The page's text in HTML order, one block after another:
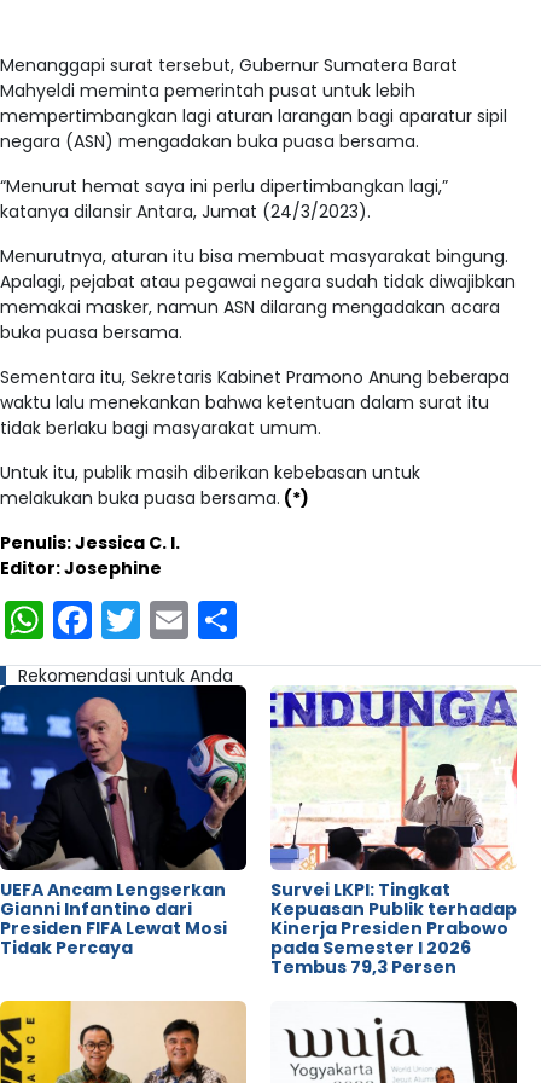
Menanggapi surat tersebut, Gubernur Sumatera Barat
Mahyeldi meminta pemerintah pusat untuk lebih
mempertimbangkan lagi aturan larangan bagi aparatur sipil
negara (ASN) mengadakan buka puasa bersama.
“Menurut hemat saya ini perlu dipertimbangkan lagi,”
katanya dilansir Antara, Jumat (24/3/2023).
Menurutnya, aturan itu bisa membuat masyarakat bingung.
Apalagi, pejabat atau pegawai negara sudah tidak diwajibkan
memakai masker, namun ASN dilarang mengadakan acara
buka puasa bersama.
Sementara itu, Sekretaris Kabinet Pramono Anung beberapa
waktu lalu menekankan bahwa ketentuan dalam surat itu
tidak berlaku bagi masyarakat umum.
Untuk itu, publik masih diberikan kebebasan untuk
melakukan buka puasa bersama. (*)
Penulis: Jessica C. I.
Editor: Josephine
WhatsApp
Facebook
Twitter
Email
Rekomendasi untuk Anda
UEFA Ancam Lengserkan
Gianni Infantino dari
Presiden FIFA Lewat Mosi
Tidak Percaya
Survei LKPI: Tingkat
Kepuasan Publik terhadap
Kinerja Presiden Prabowo
pada Semester I 2026
Tembus 79,3 Persen